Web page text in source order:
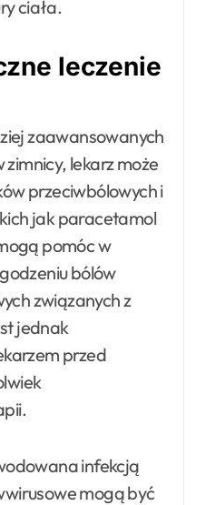
ciała.
leczenie
zaawansowanych
lekarz może
przeciwbólowych i
jak paracetamol
pomóc w
bólów
związanych z
jednak
przed
infekcją
mogą być